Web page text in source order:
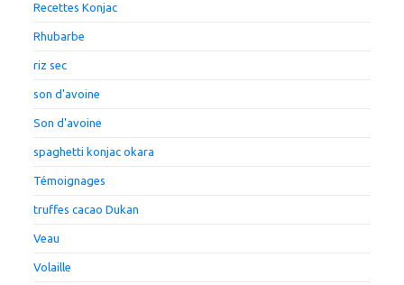
Recettes Konjac
Rhubarbe
riz sec
son d'avoine
Son d'avoine
spaghetti konjac okara
Témoignages
truffes cacao Dukan
Veau
Volaille